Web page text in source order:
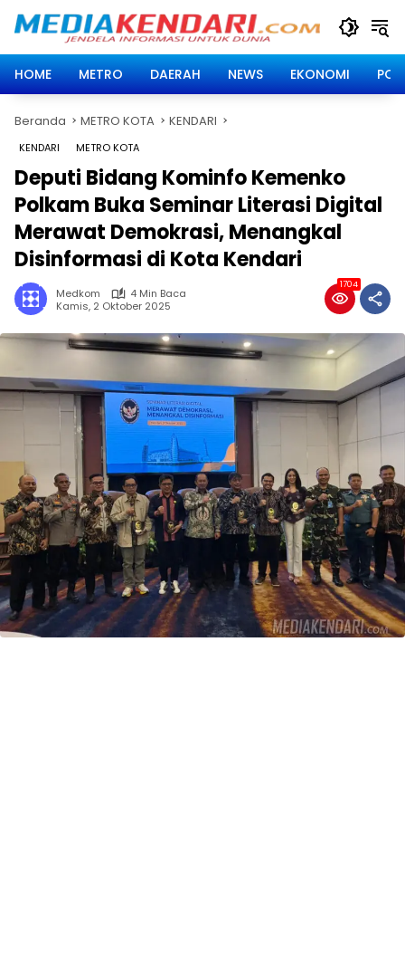
HOME
METRO DAERAH NEWS EKONOMI
Beranda METRO KOTA KENDARI
KENDARI METRO KOTA
Deputi Bidang Kominfo Kemenko
Polkam Buka Seminar Literasi Digital
Merawat Demokrasi, Menangkal
Disinformasi di Kota Kendari
Medkom
4 Min Baca
Kamis, 2 Oktober 2025
1704